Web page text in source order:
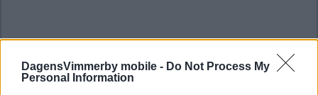
DagensVimmerby mobile - Do Not Process My
Personal Information